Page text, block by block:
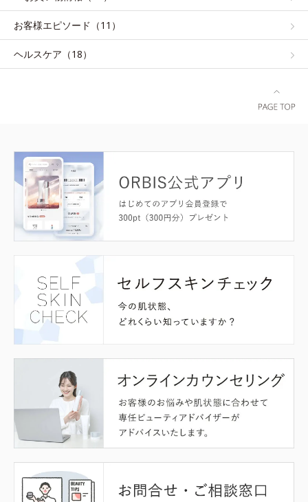
お客様エピソード（11）
ヘルスケア（18）